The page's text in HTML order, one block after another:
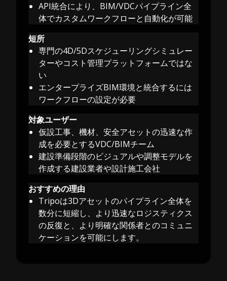
API統合により、BIM/VDCパイプライン全
体でカスタムワークフローと自動化が可能
短所
専門の4D/5Dスケジューリングシミュレー
ターやコスト管理プラットフォームではな
い
エンタープライズBIM環境と統合するには
ワークフローの設定が必要
対象ユーザー
仮設工事、機材、安全アセットの迅速な作
成を必要とするVDC/BIMチーム
建設準備段階のビジュアルや調整モデルを
作成する建設業者や設計施工会社
おすすめの理由
Tripoは3Dアセットのパイプライン全体を
数分に短縮し、より迅速なロジスティクス
の反復と、より明確な関係者とのコミュニ
ケーションを可能にします。